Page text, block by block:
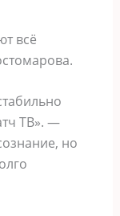
всё
ТВ». —
но